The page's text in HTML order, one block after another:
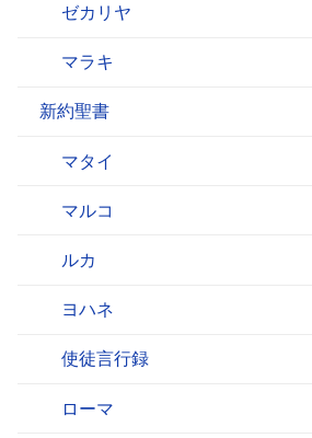
ゼカリヤ
マラキ
新約聖書
マタイ
マルコ
ルカ
ヨハネ
使徒言行録
ローマ